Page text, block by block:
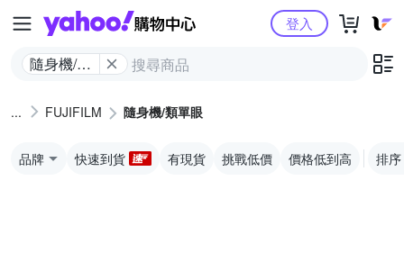
Yahoo購物中心
隨身機/類
登入
FUJIFILM 隨身機/類單眼
品牌 快速到貨 有現貨 挑戰低價 價格低到高 排序